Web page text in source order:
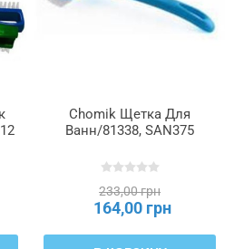
Chomik Щетка Для
Ванн/81338, SAN375
233,00 грн
164,00 грн